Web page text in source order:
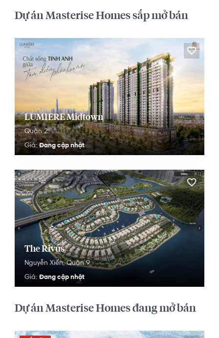
Dự án Masterise Homes sắp mở bán
LUMIÈRE Midtown
Quận 2
Giá:Đang cập nhật
The Rivus
Nguyễn Xiển,Quận 9
Giá: Đang cập nhật
Dự án Masterise Homes đang mở bán